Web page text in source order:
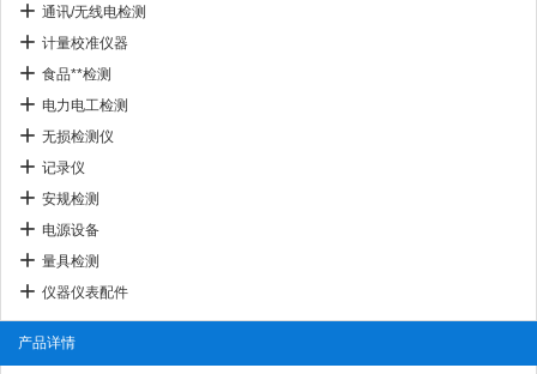
通讯/无线电检测
计量校准仪器
食品**检测
电力电工检测
无损检测仪
记录仪
安规检测
电源设备
量具检测
仪器仪表配件
产品详情